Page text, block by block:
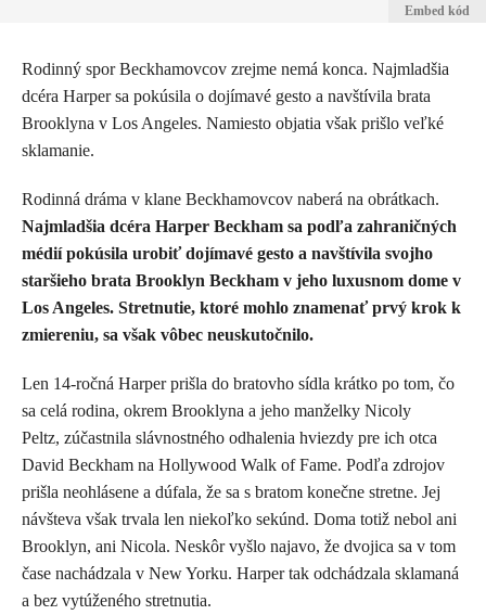
Embed kód
Rodinný spor Beckhamovcov zrejme nemá konca. Najmladšia
dcéra Harper sa pokúsila o dojímavé gesto a navštívila brata
Brooklyna v Los Angeles. Namiesto objatia však prišlo veľké
sklamanie.
Rodinná dráma v klane Beckhamovcov naberá na obrátkach.
Najmladšia dcéra Harper Beckham sa podľa zahraničných
médií pokúsila urobiť dojímavé gesto a navštívila svojho
staršieho brata Brooklyn Beckham v jeho luxusnom dome v
Los Angeles. Stretnutie, ktoré mohlo znamenať prvý krok k
zmiereniu, sa však vôbec neuskutočnilo.
Len 14-ročná Harper prišla do bratovho sídla krátko po tom, čo
sa celá rodina, okrem Brooklyna a jeho manželky Nicoly
Peltz, zúčastnila slávnostného odhalenia hviezdy pre ich otca
David Beckham na Hollywood Walk of Fame. Podľa zdrojov
prišla neohlásene a dúfala, že sa s bratom konečne stretne. Jej
návšteva však trvala len niekoľko sekúnd. Doma totiž nebol ani
Brooklyn, ani Nicola. Neskôr vyšlo najavo, že dvojica sa v tom
čase nachádzala v New Yorku. Harper tak odchádzala sklamaná
a bez vytúženého stretnutia.